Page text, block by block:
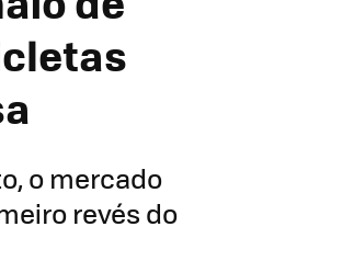
o mercado
revés do